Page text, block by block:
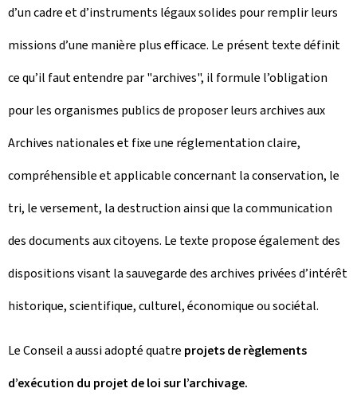
d’un cadre et d’instruments légaux solides pour remplir leurs
missions d’une manière plus efficace. Le présent texte définit
ce qu’il faut entendre par "archives", il formule l’obligation
pour les organismes publics de proposer leurs archives aux
Archives nationales et fixe une réglementation claire,
compréhensible et applicable concernant la conservation, le
tri, le versement, la destruction ainsi que la communication
des documents aux citoyens. Le texte propose également des
dispositions visant la sauvegarde des archives privées d’intérêt
historique, scientifique, culturel, économique ou sociétal.
Le Conseil a aussi adopté quatre projets de règlements
d’exécution du projet de loi sur l’archivage.